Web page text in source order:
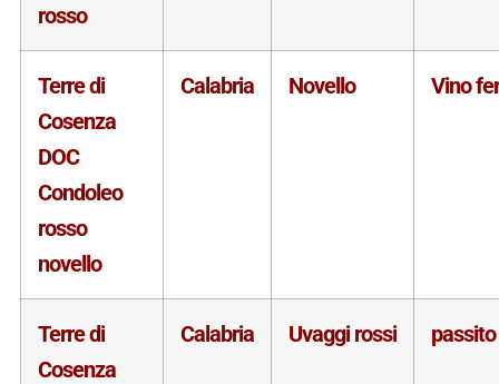
rosso
Terre di
Cosenza
DOC
Condoleo
rosso
novello
Calabria Novello Vino
Terre di
Cosenza
Calabria Uvaggi rossi passito